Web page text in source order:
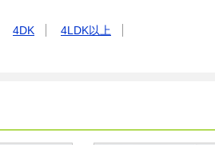
4DK
4LDK以上